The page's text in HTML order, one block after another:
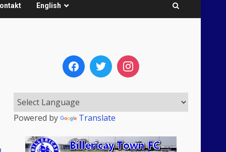
English
Powered by Translate